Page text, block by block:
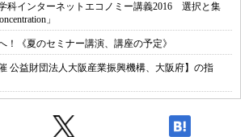
科インターネットエコノミー講義2016 選択と集
」
！《夏のセミナー講演、講座の予定》
公益財団法人大阪産業振興機構、大阪府】の指